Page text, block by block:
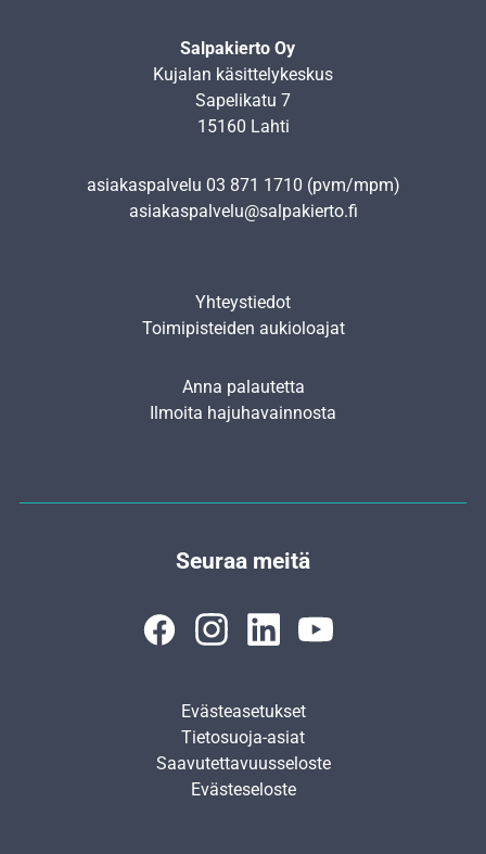
Salpakierto Oy
Kujalan käsittelykeskus
Sapelikatu 7
15160 Lahti
asiakaspalvelu 03 871 1710 (pvm/mpm)
asiakaspalvelu@salpakierto.fi
Yhteystiedot
Toimipisteiden aukioloajat
Anna palautetta
Ilmoita hajuhavainnosta
Seuraa meitä
Evästeasetukset
Tietosuoja-asiat
Saavutettavuusseloste
Evästeseloste